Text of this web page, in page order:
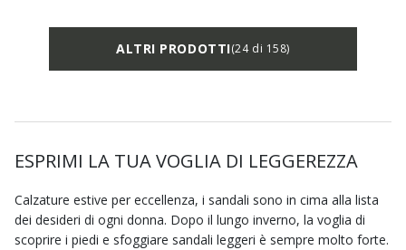
ALTRI PRODOTTI(24 di 158)
ESPRIMI LA TUA VOGLIA DI LEGGEREZZA
Calzature estive per eccellenza, i sandali sono in cima alla lista
dei desideri di ogni donna. Dopo il lungo inverno, la voglia di
scoprire i piedi e sfoggiare sandali leggeri è sempre molto forte.